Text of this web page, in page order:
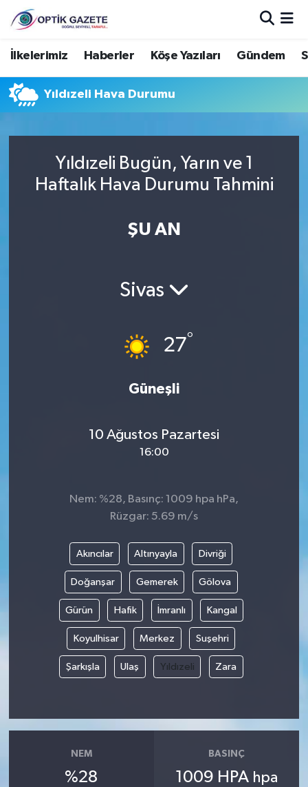
İlkelerimiz Haberler Köşe Yazıları Gündem
Yıldızeli Hava Durumu
Yıldızeli Bugün, Yarın ve 1
Haftalık Hava Durumu Tahmini
ŞU AN
Sivas
27°
Güneşli
10 Ağustos Pazartesi
16:00
Nem: %28, Basınç: 1009 hpa hPa,
Rüzgar: 5.69 m/s
Akıncılar Altınyayla Divriği
Doğanşar Gemerek Gölova
Gürün Hafik İmranlı Kangal
Koyulhisar Merkez Suşehri
Şarkışla Ulaş Yıldızeli Zara
NEM
%28
BASINÇ
1009 HPA hpa
Nöbetçi Eczaneler
Hava Durumu
Trafik Durumu
Süper Lig Puan Durumu ve Fikstür